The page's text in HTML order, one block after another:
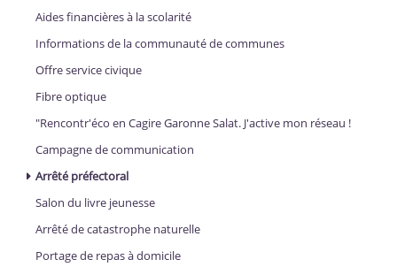
Aides financières à la scolarité
Informations de la communauté de communes
Offre service civique
Fibre optique
"Rencontr'éco en Cagire Garonne Salat. J'active mon réseau !
Campagne de communication
Arrêté préfectoral
Salon du livre jeunesse
Arrêté de catastrophe naturelle
Portage de repas à domicile